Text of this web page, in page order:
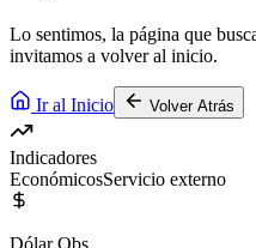
Lo sentimos, la página que
invitamos a volver al inicio.
Ir al Inicio Volver Atrás
Indicadores
EconómicosServicio externo
Dólar Obs.